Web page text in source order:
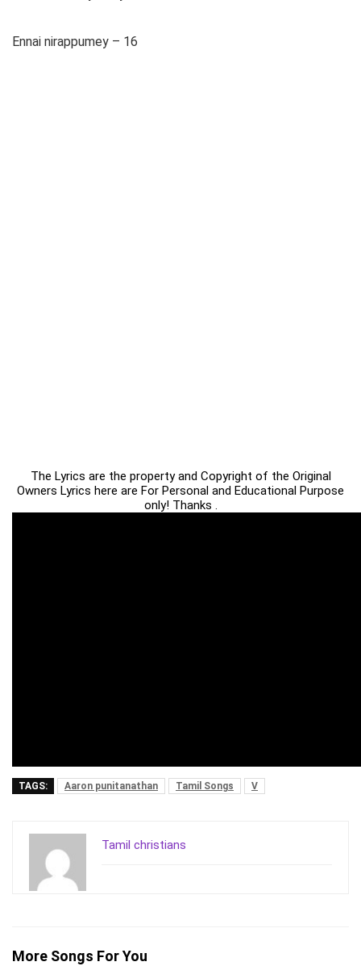
Ennai nirappumey – 16
The Lyrics are the property and Copyright of the Original
Owners Lyrics here are For Personal and Educational Purpose
only! Thanks .
TAGS: Aaron punitanathan Tamil Songs V
Tamil christians
More Songs For You